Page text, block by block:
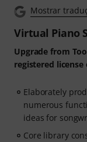
Mostrar
Virtual Piano
Upgrade from
registered license
Elaborately
numerous
ideas for
Core library